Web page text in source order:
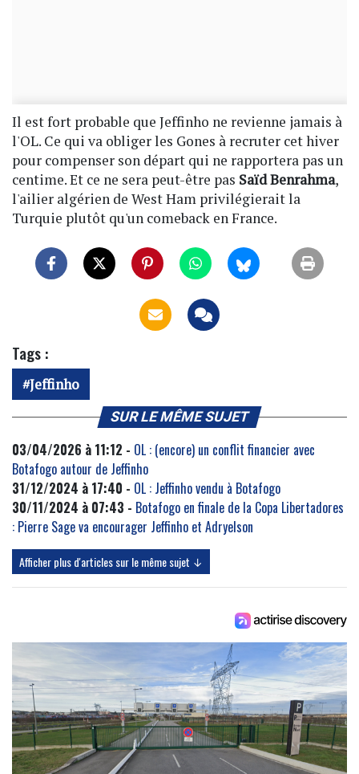
Il est fort probable que Jeffinho ne revienne jamais à
l'OL. Ce qui va obliger les Gones à recruter cet hiver
pour compenser son départ qui ne rapportera pas un
centime. Et ce ne sera peut-être pas Saïd Benrahma,
l'ailier algérien de West Ham privilégierait la
Turquie plutôt qu'un comeback en France.
Tags :
Jeffinho
SUR LE MÊME SUJET
03/04/2026 à 11:12 - OL : (encore) un conflit financier avec
Botafogo autour de Jeffinho
31/12/2024 à 17:40 - OL : Jeffinho vendu à Botafogo
30/11/2024 à 07:43 - Botafogo en finale de la Copa Libertadores
: Pierre Sage va encourager Jeffinho et Adryelson
Afficher plus d'articles sur le même sujet ↓